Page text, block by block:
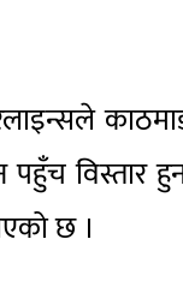
विस्तार
छ ।